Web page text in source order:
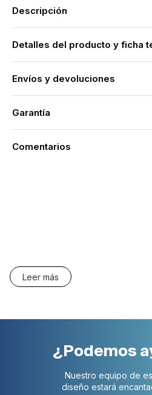
Descripción
Detalles del producto y ficha
Envíos y devoluciones
Garantía
Comentarios
Leer más
¿Podemos
Nuestro equipo de
diseño estará